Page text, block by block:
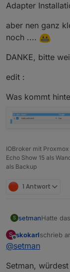
Adapter
aber nen ganz
noch ....
DANKE, bitte
edit :
Was kommt
IOBroker mit Proxmox
Echo Show 15 als
als Backup
1 Antwort
S setmanHatte
S
Offline
skokarlschrieb
zuletzt
@setman
Setman,